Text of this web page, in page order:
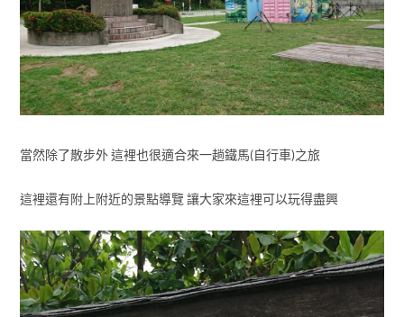
當然除了散步外 這裡也很適合來一趟鐵馬(自行車)之旅
這裡還有附上附近的景點導覽 讓大家來這裡可以玩得盡興